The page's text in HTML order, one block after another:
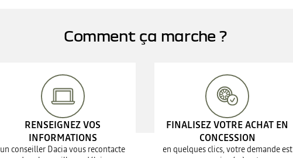
Comment ça marche ?
RENSEIGNEZ VOS
INFORMATIONS
un conseiller Dacia vous recontacte
FINALISEZ VOTRE ACHAT EN
CONCESSION
en quelques clics, votre demande est